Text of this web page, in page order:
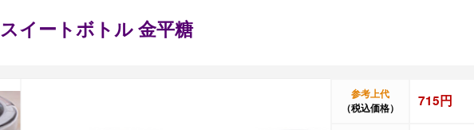
スイートボトル 金平糖
参考上代
（税込価格）
715円